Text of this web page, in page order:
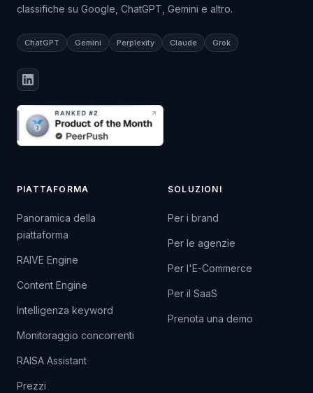
classifiche su Google, ChatGPT, Gemini e altro.
ChatGPT Gemini Perplexity Claude Grok
PIATTAFORMA
Panoramica della
piattaforma
RAIVE Engine
Content Engine
Intelligenza keyword
Monitoraggio concorrenti
RAISA Assistant
Prezzi
SOLUZIONI
Per i brand
Per le agenzie
Per l'E-Commerce
Per il SaaS
Prenota una demo